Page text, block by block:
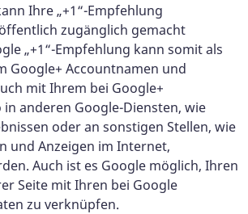
Ihre „+1“-Empfehlung
zugänglich gemacht
„+1“-Empfehlung kann somit als
Google+ Accountnamen und
mit Ihrem bei Google+
anderen Google-Diensten, wie
oder an sonstigen Stellen, wie
und Anzeigen im Internet,
Auch ist es Google möglich, Ihren
Seite mit Ihren bei Google
zu verknüpfen.